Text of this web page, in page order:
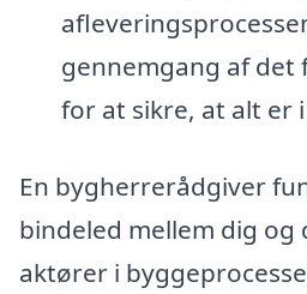
gennemgang af
for at sikre, at alt er
En bygherrerådgiver
bindeled mellem dig og
aktører i